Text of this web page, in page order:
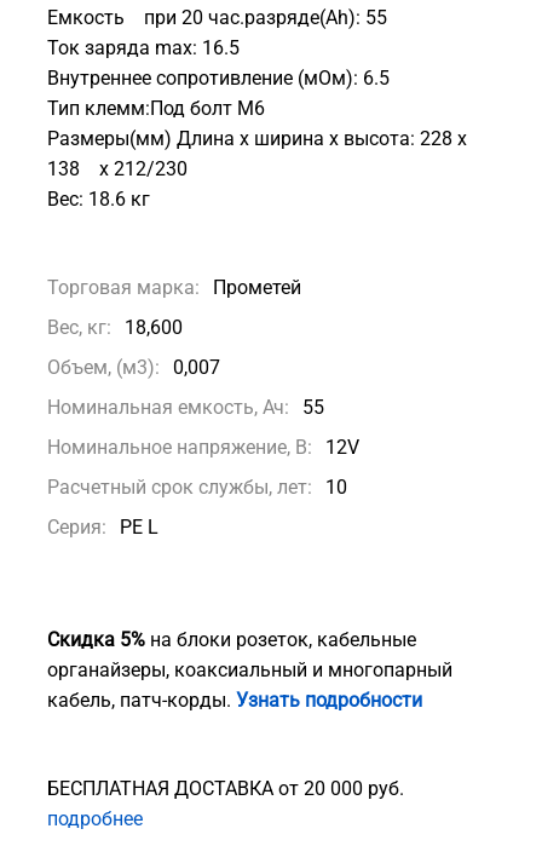
Емкость при 20 час.разряде(Ah): 55
Ток заряда max: 16.5
Внутреннее сопротивление (мОм): 6.5
Тип клемм:Под болт M6
Размеры(мм) Длина х ширина х высота: 228 х
138 х 212/230
Вес: 18.6 кг
Торговая марка:
Прометей
Вес, кг:
18,600
Объем, (м3):
0,007
Номинальная емкость, Ач:
55
Номинальное напряжение, В:
12V
Расчетный срок службы, лет:
10
Серия:
PE L
Скидка 5% на блоки розеток, кабельные
органайзеры, коаксиальный и многопарный
кабель, патч-корды. Узнать подробности
БЕСПЛАТНАЯ ДОСТАВКА от 20 000 руб.
подробнее